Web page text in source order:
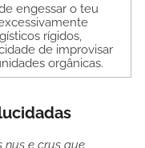
engessar o teu
rígidos,
de improvisar
orgânicas.
nus e crus que